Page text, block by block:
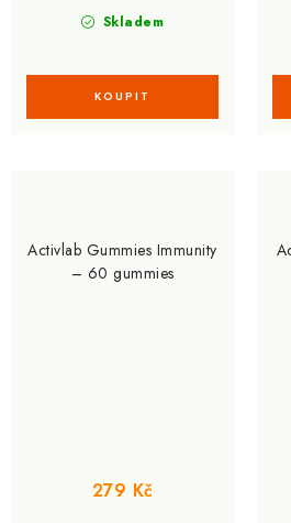
Skladem
Activlab Gummies Immunity
– 60 gummies
279 Kč